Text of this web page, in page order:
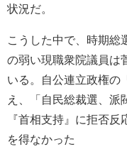
状況だ。
こうした中で、時期総
の弱い現職衆院議員は
いる。自公連立政権の
え、「自民総裁選、
『首相支持』に拒否
を得なかった